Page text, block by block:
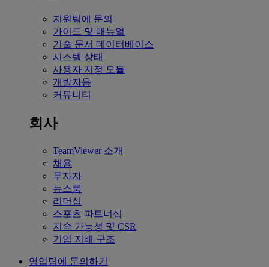
지원팀에 문의
가이드 및 매뉴얼
기술 문서 데이터베이스
시스템 상태
사용자 지정 모듈
개발자용
커뮤니티
회사
TeamViewer 소개
채용
투자자
뉴스룸
리더십
스포츠 파트너십
지속 가능성 및 CSR
기업 지배 구조
영업팀에 문의하기